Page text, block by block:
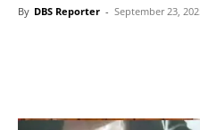
By DBS Reporter - September 23,